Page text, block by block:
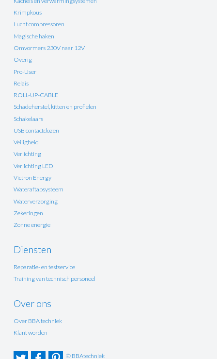
Krimpkous
Lucht compressoren
Magische haken
Omvormers 230V naar 12V
Overig
Pro-User
Relais
ROLL-UP-CABLE
Schadeherstel, kitten en profielen
Schakelaars
USB contactdozen
Veiligheid
Verlichting
Verlichting LED
Victron Energy
Wateraftapsysteem
Waterverzorging
Zekeringen
Zonne energie
Diensten
Reparatie- en testservice
Training van technisch personeel
Over ons
Over BBA techniek
Klant worden
© BBAtechniek